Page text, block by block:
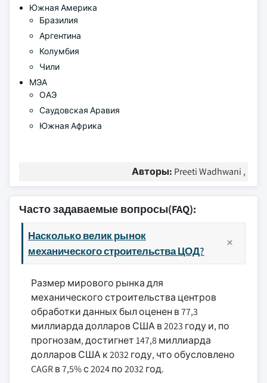
Южная Америка
Бразилия
Аргентина
Колумбия
Чили
МЭА
ОАЭ
Саудовская Аравия
Южная Африка
Авторы: Preeti Wadhwani ,
Часто задаваемые вопросы(FAQ):
Насколько велик рынок
механического строительства ЦОД?
Размер мирового рынка для
механического строительства центров
обработки данных был оценен в 77,3
миллиарда долларов США в 2023 году и, по
прогнозам, достигнет 147,8 миллиарда
долларов США к 2032 году, что обусловлено
CAGR в 7,5% с 2024 по 2032 год.